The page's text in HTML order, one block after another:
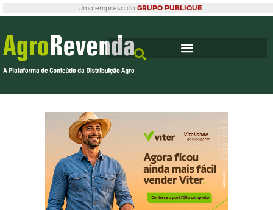
Uma empresa do GRUPO PUBLIQUE